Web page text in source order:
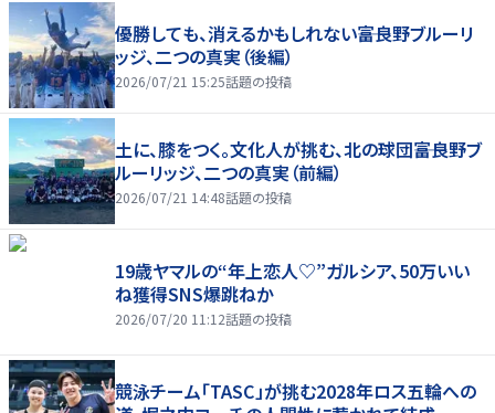
優勝しても、消えるかもしれない――富良野ブルーリ
ッジ、二つの真実（後編）
2026/07/21 15:25話題の投稿
土に、膝をつく。文化人が挑む、北の球団――富良野ブ
ルーリッジ、二つの真実（前編）
2026/07/21 14:48話題の投稿
19歳ヤマルの“年上恋人♡”ガルシア、50万いい
ね獲得SNS爆跳ねか
2026/07/20 11:12話題の投稿
競泳チーム「TASC」が挑む2028年ロス五輪への